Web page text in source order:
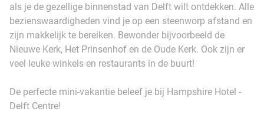
als je de gezellige binnenstad van Delft wilt ontdekken. Alle
bezienswaardigheden vind je op een steenworp afstand en
zijn makkelijk te bereiken. Bewonder bijvoorbeeld de
Nieuwe Kerk, Het Prinsenhof en de Oude Kerk. Ook zijn er
veel leuke winkels en restaurants in de buurt!
De perfecte mini-vakantie beleef je bij Hampshire Hotel -
Delft Centre!